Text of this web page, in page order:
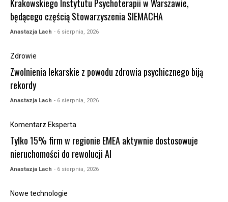
Krakowskiego Instytutu Psychoterapii w Warszawie,
będącego częścią Stowarzyszenia SIEMACHA
Anastazja Lach - 6 sierpnia, 2026
Zdrowie
Zwolnienia lekarskie z powodu zdrowia psychicznego biją
rekordy
Anastazja Lach - 6 sierpnia, 2026
Komentarz Eksperta
Tylko 15% firm w regionie EMEA aktywnie dostosowuje
nieruchomości do rewolucji AI
Anastazja Lach - 6 sierpnia, 2026
Nowe technologie